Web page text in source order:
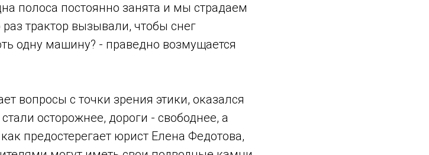
полоса постоянно занята и мы страдаем
трактор вызывали, чтобы снег
одну машину? - праведно возмущается
вопросы с точки зрения этики, оказался
осторожнее, дороги - свободнее, а
предостерегает юрист Елена Федотова,